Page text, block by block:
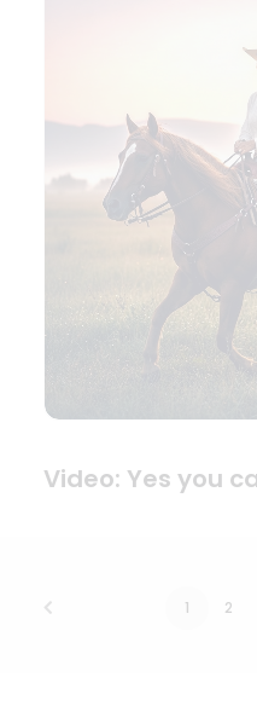
Video: Yes you
1 2